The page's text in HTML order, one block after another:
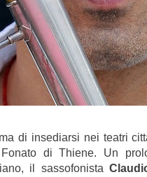
di insediarsi nei teatri
Fonato di Thiene. Un
il sassofonista